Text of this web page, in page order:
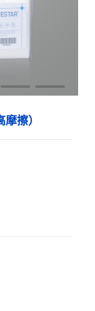
擦）